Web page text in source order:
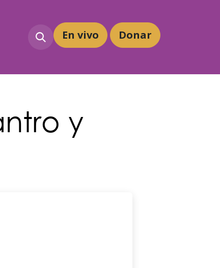
En vivo Donar
y